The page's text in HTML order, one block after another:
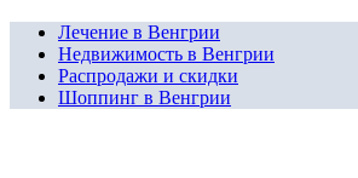
Лечение в Венгрии
Недвижимость в Венгрии
Распродажи и скидки
Шоппинг в Венгрии